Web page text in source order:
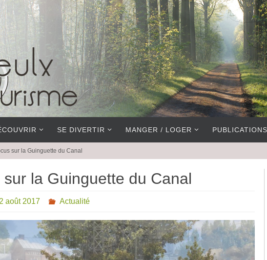
SE DIVERTIR MANGER / LOGER PUBLICATIONS
sur la Guinguette du Canal
sur la Guinguette du Canal
août 2017 Actualité